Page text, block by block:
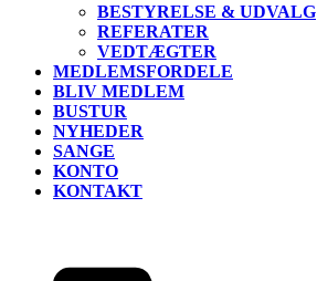
BESTYRELSE & UDVALG
REFERATER
VEDTÆGTER
MEDLEMSFORDELE
BLIV MEDLEM
BUSTUR
NYHEDER
SANGE
KONTO
KONTAKT